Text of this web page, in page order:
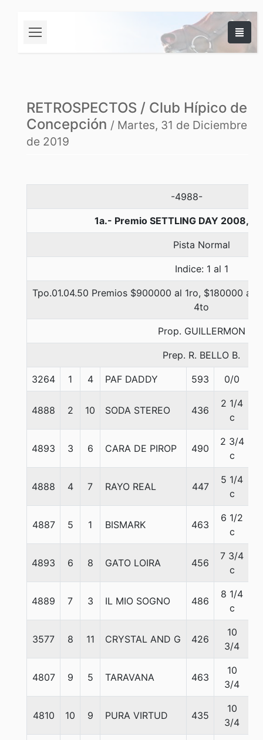
RETROSPECTOS / Club Hípico de
Concepción / Martes, 31 de Diciembre
de 2019
-4988-
1a.- Premio SETTLING DAY 2008,
Pista Normal
Indice: 1 al 1
Tpo.01.04.50 Premios $900000 al 1ro, $180000 al
4to
Prop. GUILLERMON
Prep. R. BELLO B.
3264 1 4 PAF DADDY 593 0/0
4888 2 10 SODA STEREO 436
2 1/4
c
4893 3 6 CARA DE PIROP 490
2 3/4
c
4888 4 7 RAYO REAL 447
5 1/4
c
4887 5 1 BISMARK 463
6 1/2
c
4893 6 8 GATO LOIRA 456
7 3/4
c
4889 7 3 IL MIO SOGNO 486
8 1/4
c
3577 8 11 CRYSTAL AND G 426
10
3/4
4807 9 5 TARAVANA 463
10
3/4
4810 10 9 PURA VIRTUD 435
10
3/4